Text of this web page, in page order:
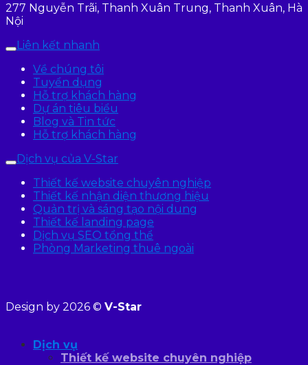
277 Nguyễn Trãi, Thanh Xuân Trung, Thanh Xuân, Hà
Nội
Liên kết nhanh
Về chúng tôi
Tuyển dụng
Hỗ trợ khách hàng
Dự án tiêu biểu
Blog và Tin tức
Hỗ trợ khách hàng
Dịch vụ của V-Star
Thiết kế website chuyên nghiệp
Thiết kế nhận diện thương hiệu
Quản trị và sáng tạo nội dung
Thiết kế landing page
Dịch vụ SEO tổng thể
Phòng Marketing thuê ngoài
Design by 2026 © V-Star
Dịch vụ
Thiết kế website chuyên nghiệp